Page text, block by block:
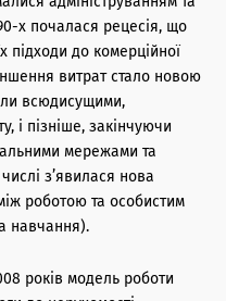
х почалася рецесія, що
підходи до комерційної
витрат стало новою
всюдисущими,
і пізніше, закінчуючи
мережами та
з’явилася нова
роботою та особистим
навчання).
років модель роботи